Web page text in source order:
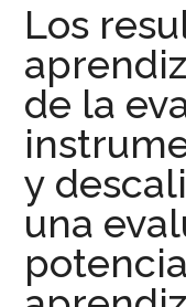
Los
de la
y
una